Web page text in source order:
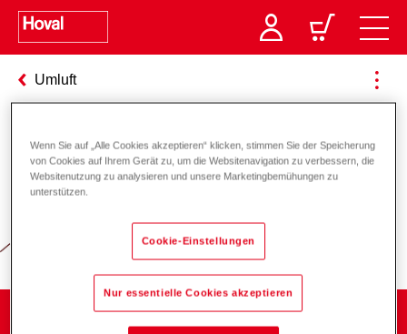
Umluft
Verantwortung für Energie und
Wenn Sie auf „Alle Cookies akzeptieren“ klicken, stimmen Sie der Speicherung
von Cookies auf Ihrem Gerät zu, um die Websitenavigation zu verbessern, die
Websitenutzung zu analysieren und unsere Marketingbemühungen zu
unterstützen.
Cookie-Einstellungen
Nur essentielle Cookies akzeptieren